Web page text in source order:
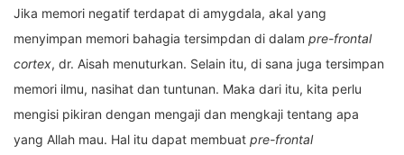
Jika memori negatif terdapat di amygdala, akal yang
menyimpan memori bahagia tersimpdan di dalam pre-frontal
cortex, dr. Aisah menuturkan. Selain itu, di sana juga tersimpan
memori ilmu, nasihat dan tuntunan. Maka dari itu, kita perlu
mengisi pikiran dengan mengaji dan mengkaji tentang apa
yang Allah mau. Hal itu dapat membuat pre-frontal